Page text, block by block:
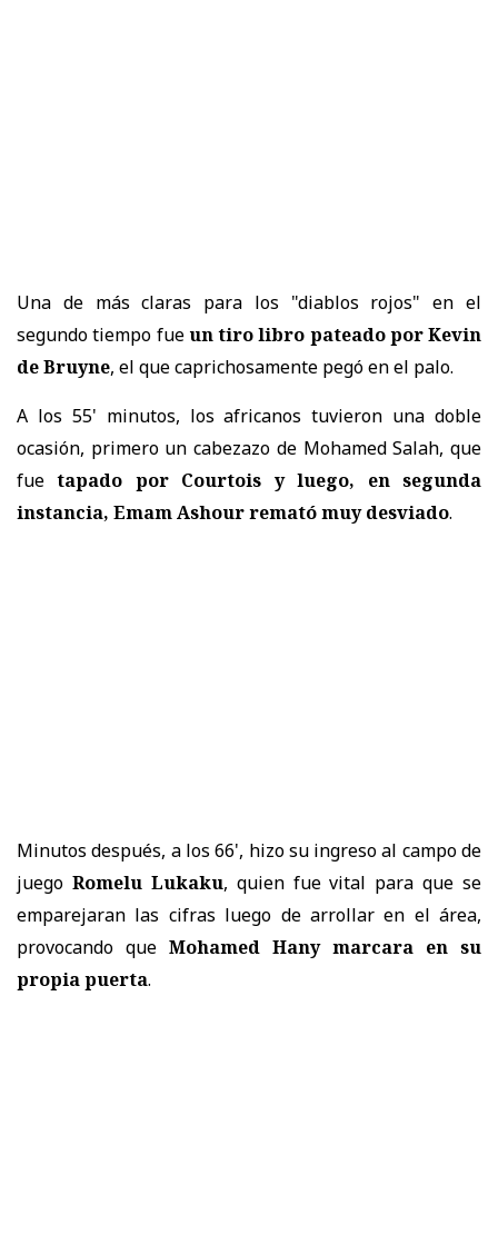
Una de más claras para los "diablos rojos" en el
segundo tiempo fueun tiro libro pateado por Kevin
de Bruyne, el que caprichosamente pegó en el palo.
A los 55' minutos, los africanos tuvieron una doble
ocasión, primero un cabezazo de Mohamed Salah, que
fue tapado por Courtois y luego, en segunda
instancia, Emam Ashour remató muy desviado.
Minutos después, a los 66', hizo su ingreso al campo de
juego Romelu Lukaku, quien fue vital para que se
emparejaran las cifras luego de arrollar en el área,
provocando que Mohamed Hany marcara en su
propia puerta.